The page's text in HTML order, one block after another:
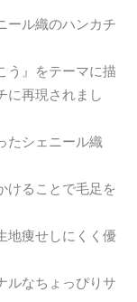
ール織のハンカチ
う』をテーマに描
に再現されまし
たシェニール織
けることで毛足を
地痩せしにくく優
ルなちょっぴりサ